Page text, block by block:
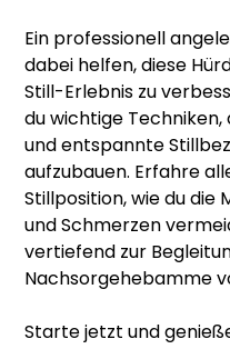
Ein professionell
dabei helfen, diese
Still-Erlebnis zu
du wichtige Techniken,
und entspannte
aufzubauen. Erfahre
Stillposition, wie du
und Schmerzen
vertiefend zur
Nachsorgehebamme
Starte jetzt und